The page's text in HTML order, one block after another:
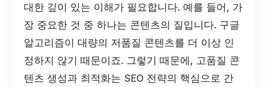
대한 깊이 있는 이해가 필요합니다. 예를 들어, 가
장 중요한 것 중 하나는 콘텐츠의 질입니다. 구글
알고리즘이 대량의 저품질 콘텐츠를 더 이상 인
정하지 않기 때문이죠. 그렇기 때문에, 고품질 콘
텐츠 생성과 최적화는 SEO 전략의 핵심으로 간